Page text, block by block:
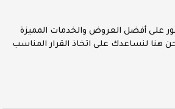
على أفضل العروض والخدمات المميزة
هنا لنساعدك على اتخاذ القرار المناسب